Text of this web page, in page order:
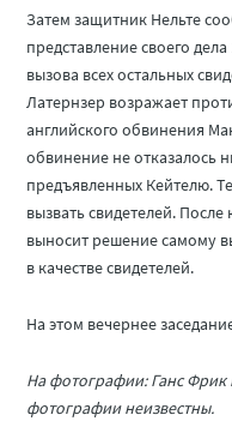
Затем защитник Нельте
представление своего
вызова всех остальных
Латернзер возражает
английского обвинения
обвинение не отказалось
предъявленных Кейтелю.
вызвать свидетелей.
выносит решение самому
в качестве свидетелей.
На этом вечернее
На фотографии: Ганс Фрик
фотографии неизвестны.